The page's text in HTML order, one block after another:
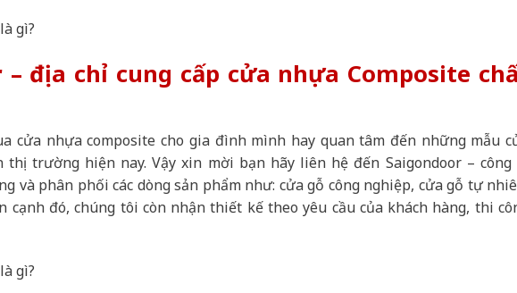
– địa chỉ cung cấp cửa nhựa Composite
cửa nhựa composite cho gia đình mình hay quan tâm đến những mẫu
trường hiện nay. Vậy xin mời bạn hãy liên hệ đến Saigondoor – công
và phân phối các dòng sản phẩm như: cửa gỗ công nghiệp, cửa gỗ tự
cạnh đó, chúng tôi còn nhận thiết kế theo yêu cầu của khách hàng, thi